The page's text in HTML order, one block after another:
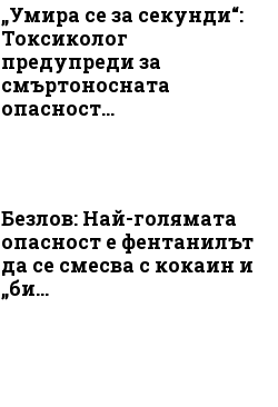
„Умира се за секунди“:
Токсиколог
предупреди за
смъртоносната
опасност...
Безлов: Най-голямата
опасност е фентанилът
да се смесва с кокаин и
„би...